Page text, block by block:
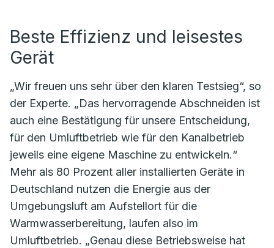
Beste Effizienz und leisestes
Gerät
„Wir freuen uns sehr über den klaren Testsieg“, so
der Experte. „Das hervorragende Abschneiden ist
auch eine Bestätigung für unsere Entscheidung,
für den Umluftbetrieb wie für den Kanalbetrieb
jeweils eine eigene Maschine zu entwickeln.“
Mehr als 80 Prozent aller installierten Geräte in
Deutschland nutzen die Energie aus der
Umgebungsluft am Aufstellort für die
Warmwasserbereitung, laufen also im
Umluftbetrieb. „Genau diese Betriebsweise hat